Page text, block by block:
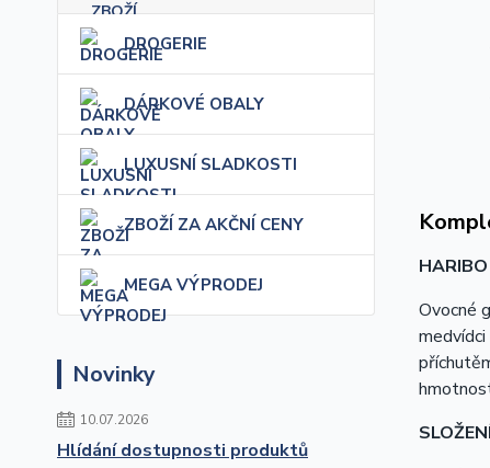
DROGERIE
DÁRKOVÉ OBALY
LUXUSNÍ SLADKOSTI
ZBOŽÍ ZA AKČNÍ CENY
MEGA VÝPRODEJ
Novinky
10.07.2026
Hlídání dostupnosti produktů
Ovocné
SLOŽENÍ